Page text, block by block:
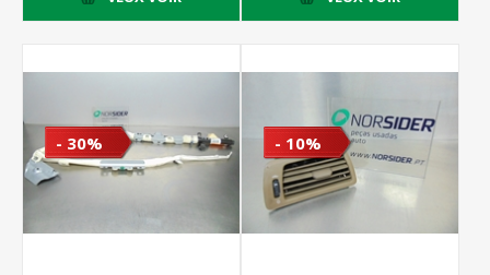
- 30% - 10%